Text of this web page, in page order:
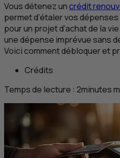
Vous détenez uncrédit
permet d’étaler vos
pour un projet d’achat de la
une dépense imprévue sans
Voici comment débloquer et
Crédits
Temps de lecture : 2minutes